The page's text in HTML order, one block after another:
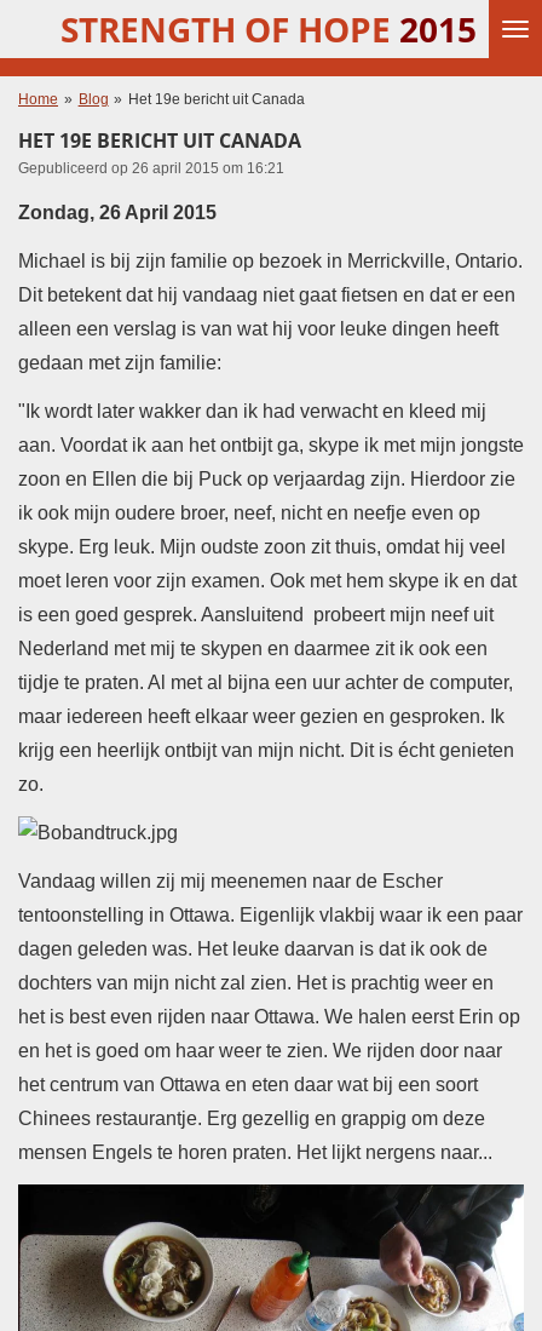
naar
de
STRENGTH OF HOPE 2015
Home » Blog » Het 19e bericht uit Canada
HET 19E BERICHT UIT CANADA
Gepubliceerd op 26 april 2015 om 16:21
Zondag, 26 April 2015
Michael is bij zijn familie op bezoek in Merrickville, Ontario.
Dit betekent dat hij vandaag niet gaat fietsen en dat er een
alleen een verslag is van wat hij voor leuke dingen heeft
gedaan met zijn familie:
"Ik wordt later wakker dan ik had verwacht en kleed mij
aan. Voordat ik aan het ontbijt ga, skype ik met mijn jongste
zoon en Ellen die bij Puck op verjaardag zijn. Hierdoor zie
ik ook mijn oudere broer, neef, nicht en neefje even op
skype. Erg leuk. Mijn oudste zoon zit thuis, omdat hij veel
moet leren voor zijn examen. Ook met hem skype ik en dat
is een goed gesprek. Aansluitend probeert mijn neef uit
Nederland met mij te skypen en daarmee zit ik ook een
tijdje te praten. Al met al bijna een uur achter de computer,
maar iedereen heeft elkaar weer gezien en gesproken. Ik
krijg een heerlijk ontbijt van mijn nicht. Dit is écht genieten
zo.
Vandaag willen zij mij meenemen naar de Escher
tentoonstelling in Ottawa. Eigenlijk vlakbij waar ik een paar
dagen geleden was. Het leuke daarvan is dat ik ook de
dochters van mijn nicht zal zien. Het is prachtig weer en
het is best even rijden naar Ottawa. We halen eerst Erin op
en het is goed om haar weer te zien. We rijden door naar
het centrum van Ottawa en eten daar wat bij een soort
Chinees restaurantje. Erg gezellig en grappig om deze
mensen Engels te horen praten. Het lijkt nergens naar...